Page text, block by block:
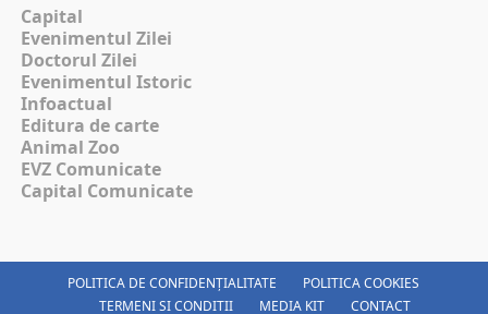
Capital
Evenimentul Zilei
Doctorul Zilei
Evenimentul Istoric
Infoactual
Editura de carte
Animal Zoo
EVZ Comunicate
Capital Comunicate
POLITICA DE CONFIDENȚIALITATE
POLITICA COOKIES
TERMENI SI CONDITII
MEDIA KIT CONTACT